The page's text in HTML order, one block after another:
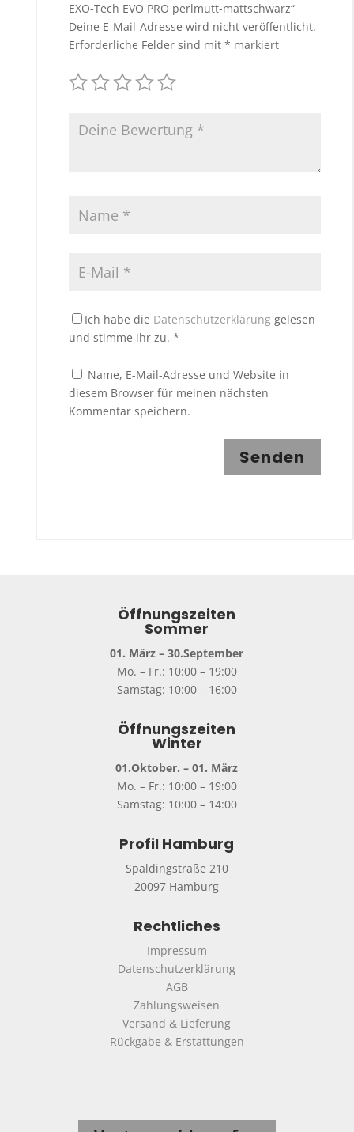
EXO-Tech EVO PRO perlmutt-mattschwarz“
Deine E-Mail-Adresse wird nicht veröffentlicht.
Erforderliche Felder sind mit * markiert
Ich habe die Datenschutzerklärunggelesen
und stimme ihr zu. *
Name, E-Mail-Adresse und Website in
diesem Browser für meinen nächsten
Kommentar speichern.
Senden
Öffnungszeiten
Sommer
01. März – 30.September
Mo. – Fr.: 10:00 – 19:00
Samstag: 10:00 – 16:00
Öffnungszeiten
Winter
01.Oktober. – 01. März
Mo. – Fr.: 10:00 – 19:00
Samstag: 10:00 – 14:00
Profil Hamburg
Spaldingstraße 210
20097 Hamburg
Rechtliches
Impressum
Datenschutzerklärung
AGB
Zahlungsweisen
Versand & Lieferung
Rückgabe & Erstattungen